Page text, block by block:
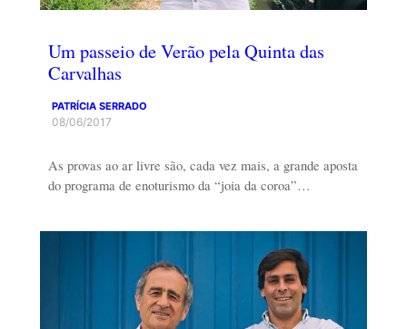
Um passeio de Verão pela Quinta das
Carvalhas
PATRÍCIA SERRADO
08/06/2017
As provas ao ar livre são, cada vez mais, a grande aposta
do programa de enoturismo da “joia da coroa”…